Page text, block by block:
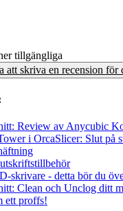
tillgängliga
att skriva en recension för
Review av Anycubic
i OrcaSlicer: Slut på
skrivare - detta bör du
Clean och Unclog ditt
ett proffs!